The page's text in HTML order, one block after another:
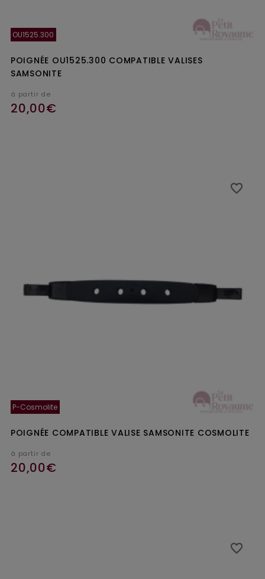
OU1525.300
POIGNÉE OU1525.300 COMPATIBLE VALISES
SAMSONITE
à partir de
20,00€
P-Cosmolite
POIGNÉE COMPATIBLE VALISE SAMSONITE COSMOLITE
à partir de
20,00€
favorite_border
favorite_border
favorite_border
favorite_border